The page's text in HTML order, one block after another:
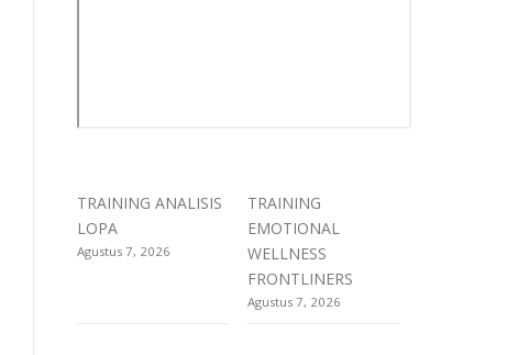
TRAINING ANALISIS
LOPA
Agustus 7, 2026
TRAINING
EMOTIONAL
WELLNESS
FRONTLINERS
Agustus 7, 2026